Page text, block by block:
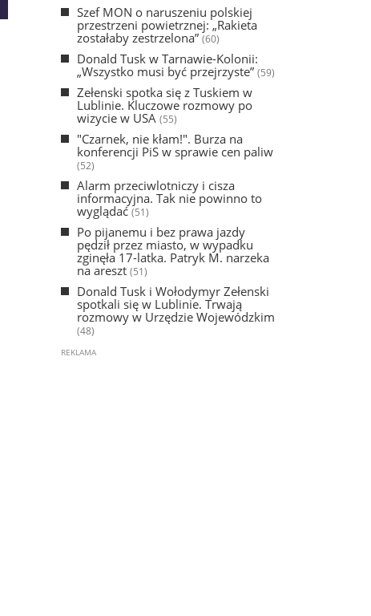
Szef MON o naruszeniu polskiej
przestrzeni powietrznej: „Rakieta
zostałaby zestrzelona” (60)
Donald Tusk w Tarnawie-Kolonii:
„Wszystko musi być przejrzyste” (59)
Zełenski spotka się z Tuskiem w
Lublinie. Kluczowe rozmowy po
wizycie w USA (55)
"Czarnek, nie kłam!". Burza na
konferencji PiS w sprawie cen paliw
(52)
Alarm przeciwlotniczy i cisza
informacyjna. Tak nie powinno to
wyglądać(51)
Po pijanemu i bez prawa jazdy
pędził przez miasto, w wypadku
zginęła 17-latka. Patryk M. narzeka
na areszt (51)
Donald Tusk i Wołodymyr Zełenski
spotkali się w Lublinie. Trwają
rozmowy w Urzędzie Wojewódzkim
(48)